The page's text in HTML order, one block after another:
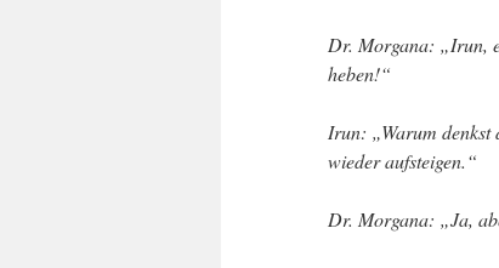
Dr. Morgana: „Irun,
heben!“
Irun: „Warum denkst
wieder aufsteigen.“
Dr. Morgana: „Ja,